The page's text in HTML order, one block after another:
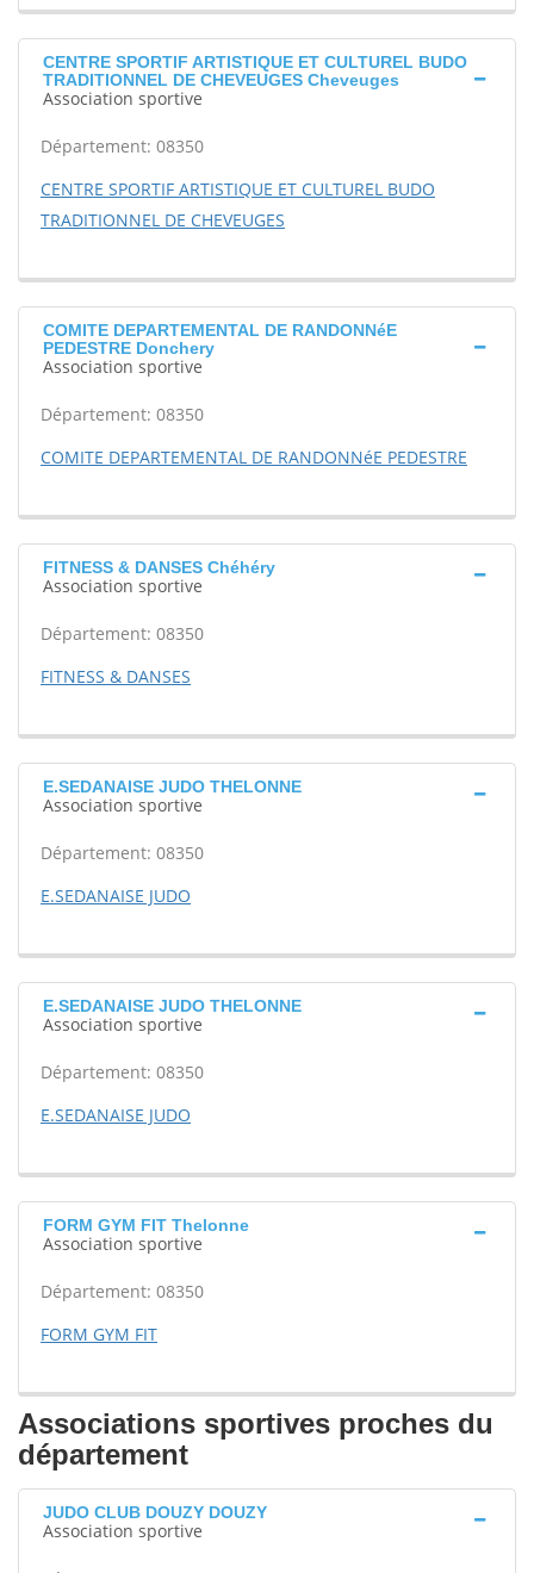
CENTRE SPORTIF ARTISTIQUE ET CULTUREL BUDO
TRADITIONNEL DE CHEVEUGES Cheveuges
Association sportive
Département: 08350
CENTRE SPORTIF ARTISTIQUE ET CULTUREL BUDO
TRADITIONNEL DE CHEVEUGES
COMITE DEPARTEMENTAL DE RANDONNéE
PEDESTRE Donchery
Association sportive
Département: 08350
COMITE DEPARTEMENTAL DE RANDONNéE PEDESTRE
FITNESS & DANSES Chéhéry
Association sportive
Département: 08350
FITNESS & DANSES
E.SEDANAISE JUDO THELONNE
Association sportive
Département: 08350
E.SEDANAISE JUDO
E.SEDANAISE JUDO THELONNE
Association sportive
Département: 08350
E.SEDANAISE JUDO
FORM GYM FIT Thelonne
Association sportive
Département: 08350
FORM GYM FIT
Associations sportives proches du
département
JUDO CLUB DOUZY DOUZY
Association sportive